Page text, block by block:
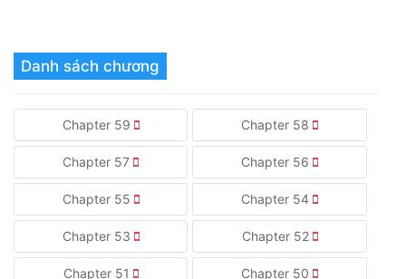
Danh sách chương
Chapter 59 Chapter 58
Chapter 57 Chapter 56
Chapter 55 Chapter 54
Chapter 53 Chapter 52
Chapter 51 Chapter 50